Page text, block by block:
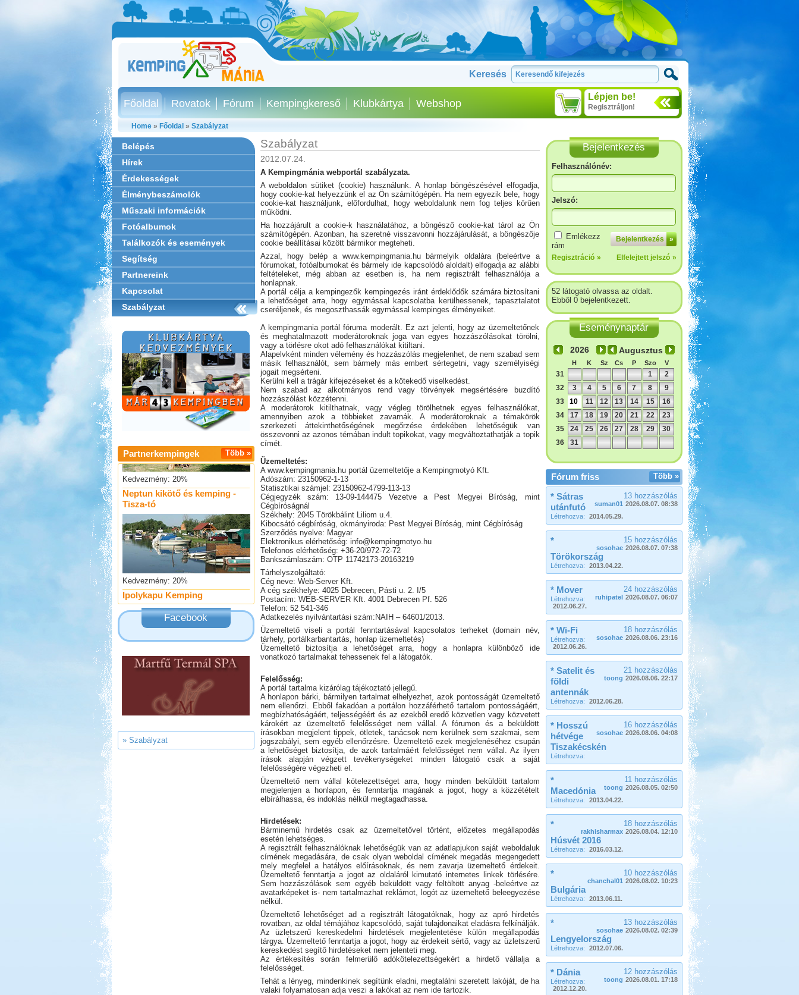
Keresés
Lépjen be!
Regisztráljon!
Főoldal Rovatok Fórum Kempingkereső Klubkártya Webshop
Home» Főoldal » Szabályzat
Belépés
Hírek
Érdekességek
Élménybeszámolók
Műszaki információk
Fotóalbumok
Találkozók és események
Segítség
Partnereink
Kapcsolat
Szabályzat
Több »
Partnerkempingek
Szentkút Kemping
Kedvezmény: 20%
Neptun kikötő és kemping -
Tisza-tó
Kedvezmény: 20%
Ipolykapu Kemping
Kedvezmény: 15%
Aqua Land
Kedvezmény: 10%
Facebook
» Szabályzat
Szabályzat
2012.07.24.
A Kempingmánia webportál szabályzata.
A weboldalon sütiket (cookie) használunk. A honlap böngészésével elfogadja,
hogy cookie-kat helyezzünk el az Ön számítógépén. Ha nem egyezik bele, hogy
cookie-kat használjunk, előfordulhat, hogy weboldalunk nem fog teljes körűen
működni.
Ha hozzájárult a cookie-k használatához, a böngésző cookie-kat tárol az Ön
számítógépén. Azonban, ha szeretné visszavonni hozzájárulását, a böngészője
cookie beállításai között bármikor megteheti.
Azzal, hogy belép a www.kempingmania.hu bármelyik oldalára (beleértve a
fórumokat, fotóalbumokat és bármely ide kapcsolódó aloldalt) elfogadja az alábbi
feltételeket, még abban az esetben is, ha nem regisztrált felhasználója a
honlapnak.
A portál célja a kempingezők kempingezés iránt érdeklődők számára biztosítani
a lehetőséget arra, hogy egymással kapcsolatba kerülhessenek, tapasztalatot
cseréljenek, és megoszthassák egymással kempinges élményeiket.
A kempingmania portál fóruma moderált. Ez azt jelenti, hogy az üzemeltetőnek
és meghatalmazott moderátoroknak joga van egyes hozzászólásokat törölni,
vagy a törlésre okot adó felhasználókat kitiltani.
Alapelvként minden vélemény és hozzászólás megjelenhet, de nem szabad sem
másik felhasználót, sem bármely más embert sértegetni, vagy személyiségi
jogait megsérteni.
Kerülni kell a trágár kifejezéseket és a kötekedő viselkedést.
Nem szabad az alkotmányos rend vagy törvények megsértésére buzdító
hozzászólást közzétenni.
A moderátorok kitilthatnak, vagy végleg törölhetnek egyes felhasználókat,
amennyiben azok a többieket zavarnák. A moderátoroknak a témakörök
szerkezeti áttekinthetőségének megőrzése érdekében lehetőségük van
összevonni az azonos témában indult topikokat, vagy megváltoztathatják a topik
címét.
Üzemeltetés:
A www.kempingmania.hu portál üzemeltetője a Kempingmotyó Kft.
Adószám: 23150962-1-13
Statisztikai számjel: 23150962-4799-113-13
Cégjegyzék szám: 13-09-144475 Vezetve a Pest Megyei Bíróság, mint
Cégbíróságnál
Székhely: 2045 Törökbálint Liliom u.4.
Kibocsátó cégbíróság, okmányiroda: Pest Megyei Bíróság, mint Cégbíróság
Szerződés nyelve: Magyar
Elektronikus elérhetőség: info@kempingmotyo.hu
Telefonos elérhetőség: +36-20/972-72-72
Bankszámlaszám: OTP 11742173-20163219
Tárhelyszolgáltató:
Cég neve: Web-Server Kft.
A cég székhelye: 4025 Debrecen, Pásti u. 2. I/5
Postacím: WEB-SERVER Kft. 4001 Debrecen Pf. 526
Telefon: 52 541-346
Adatkezelés nyilvántartási szám:NAIH – 64601/2013.
Üzemeltető viseli a portál fenntartásával kapcsolatos terheket (domain név,
tárhely, portálkarbantartás, honlap üzemeltetés)
Üzemeltető biztosítja a lehetőséget arra, hogy a honlapra különböző ide
vonatkozó tartalmakat tehessenek fel a látogatók.
Felelősség:
A portál tartalma kizárólag tájékoztató jellegű.
A honlapon bárki, bármilyen tartalmat elhelyezhet, azok pontosságát üzemeltető
nem ellenőrzi. Ebből fakadóan a portálon hozzáférhető tartalom pontosságáért,
megbízhatóságáért, teljességéért és az ezekből eredő közvetlen vagy közvetett
károkért az üzemeltető felelősséget nem vállal. A fórumon és a beküldött
írásokban megjelent tippek, ötletek, tanácsok nem kerülnek sem szakmai, sem
jogszabályi, sem egyéb ellenőrzésre. Üzemeltető ezek megjelenéséhez csupán
a lehetőséget biztosítja, de azok tartalmáért felelősséget nem vállal. Az ilyen
írások alapján végzett tevékenységeket minden látogató csak a saját
felelősségére végezheti el.
Üzemeltető nem vállal kötelezettséget arra, hogy minden beküldött tartalom
megjelenjen a honlapon, és fenntartja magának a jogot, hogy a közzétételt
elbírálhassa, és indoklás nélkül megtagadhassa.
Hirdetések:
Bárminemű hirdetés csak az üzemeltetővel történt, előzetes megállapodás
esetén lehetséges.
A regisztrált felhasználóknak lehetőségük van az adatlapjukon saját weboldaluk
címének megadására, de csak olyan weboldal címének megadás megengedett
mely megfelel a hatályos előírásoknak, és nem zavarja üzemeltető érdekeit.
Üzemeltető fenntartja a jogot az oldaláról kimutató internetes linkek törlésére.
Sem hozzászólások sem egyéb beküldött vagy feltöltött anyag -beleértve az
avatarképeket is- nem tartalmazhat reklámot, logót az üzemeltető beleegyezése
nélkül.
Üzemeltető lehetőséget ad a regisztrált látogatóknak, hogy az apró hirdetés
rovatban, az oldal témájához kapcsolódó, saját tulajdonaikat eladásra felkínálják.
Az üzletszerű kereskedelmi hirdetések megjelentetése külön megállapodás
tárgya. Üzemeltető fenntartja a jogot, hogy az érdekeit sértő, vagy az üzletszerű
kereskedést segítő hirdetéseket nem jelenteti meg.
Az értékesítés során felmerülő adókötelezettségekért a hirdető vállalja a
felelősséget.
Tehát a lényeg, mindenkinek segítünk eladni, megtalálni szeretett lakóját, de ha
valaki folyamatosan adja veszi a lakókat az nem ide tartozik.
Bejelentkezés
Felhasználónév:
Jelszó:
Bejelentkezés »
Emlékezz
rám
Regisztráció » Elfelejtett jelszó »
52 látogató olvassa az oldalt.
Ebből 0 bejelentkezett.
Eseménynaptár
Augusztus
H K Sz Cs P Szo V
31 1
2
32
3 4 5 6 7 8
9
33
10 11 12 13 14 15
16
34
17 18 19 20 21 22
23
35
24 25 26 27 28 29
30
36
31
Több »
Fórum friss
13 hozzászólás
suman01 2026.08.07. 08:38
* Sátras
utánfutó
Létrehozva: 2014.05.29.
15 hozzászólás
sosohae 2026.08.07. 07:38
*
Törökország
Létrehozva: 2013.04.22.
24 hozzászólás
ruhipatel 2026.08.07. 06:07
* Mover
Létrehozva:
2012.06.27.
18 hozzászólás
sosohae 2026.08.06. 23:16
* Wi-Fi
Létrehozva:
2012.06.26.
21 hozzászólás
toong 2026.08.06. 22:17
* Satelit és
földi
antennák
Létrehozva: 2012.06.28.
16 hozzászólás
sosohae 2026.08.06. 04:08
* Hosszú
hétvége
Tiszakécskén
Létrehozva:
11 hozzászólás
toong 2026.08.05. 02:50
*
Macedónia
Létrehozva: 2013.04.22.
18 hozzászólás
rakhisharmax 2026.08.04. 12:10
*
Húsvét 2016
Létrehozva: 2016.03.12.
10 hozzászólás
chanchal01 2026.08.02. 10:23
*
Bulgária
Létrehozva: 2013.06.11.
13 hozzászólás
sosohae 2026.08.02. 02:39
*
Lengyelország
Létrehozva: 2012.07.06.
12 hozzászólás
toong 2026.08.01. 17:18
* Dánia
Létrehozva:
2012.12.20.